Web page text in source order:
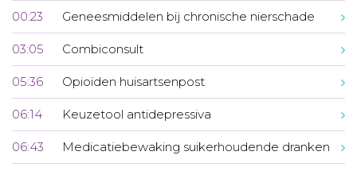
00:23 Geneesmiddelen bij chronische nierschade
03:05 Combiconsult
05:36 Opioïden huisartsenpost
06:14 Keuzetool antidepressiva
06:43 Medicatiebewaking suikerhoudende dranken